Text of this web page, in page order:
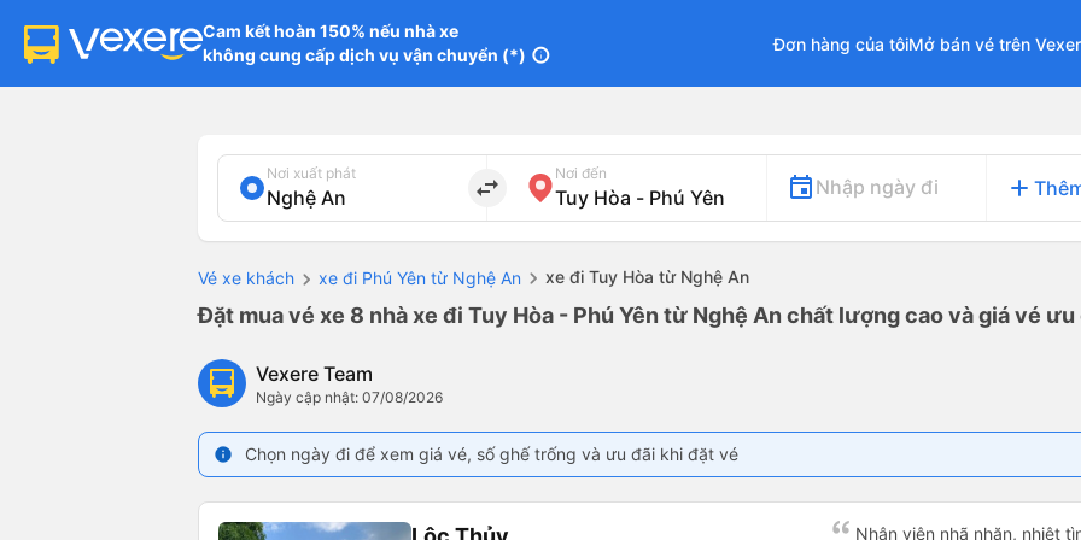
Cam kết hoàn 150% nếu nhà xe
không cung cấp dịch vụ vận chuyển (*) info
Đơn hàng của tôiMở bán vé trên
Nơi xuất phát
import_export
Nơi đến
Nhập ngày đi add
Vé xe khách xe đi Phú Yên từ Nghệ An xe đi Tuy Hòa từ Nghệ An
Đặt mua vé xe 8 nhà xe đi Tuy Hòa - Phú Yên từ Nghệ An chất lượng cao và giá vé ưu
Vexere Team
Ngày cập nhật: 07/08/2026
info Chọn ngày đi để xem giá vé, số ghế trống và ưu đãi khi đặt vé
Nhân viên nhã nhặn, nhiệt